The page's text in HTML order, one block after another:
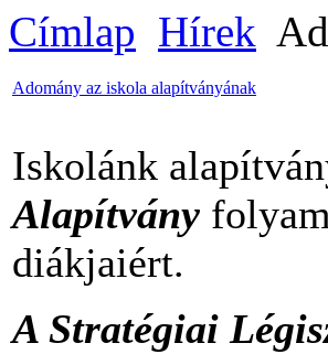
Címlap Hírek
Adomány az iskola alapítványának
Iskolánk
Alapítvány
diákjaiért.
A Stratégiai